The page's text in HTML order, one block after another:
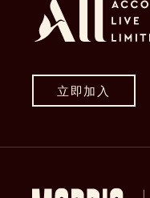
立即加入